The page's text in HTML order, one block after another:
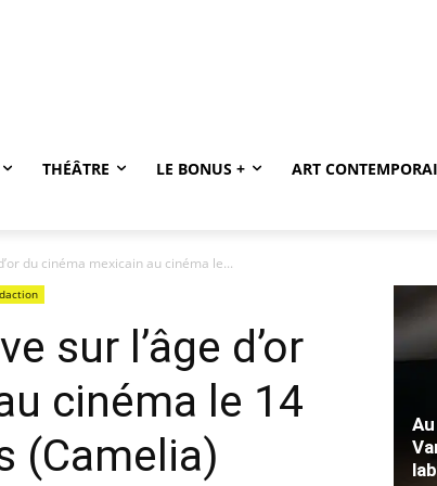
THÉÂTRE LE BONUS + ART
du cinéma mexicain au cinéma le...
sur l’âge d’or
cinéma le 14
(Camelia)